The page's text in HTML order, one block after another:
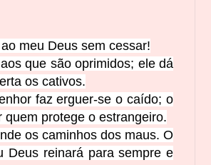
meu Deus sem cessar!
que são oprimidos; ele dá
os cativos.
faz erguer-se o caído; o
protege o estrangeiro.
os caminhos dos maus. O
Deus reinará para sempre e